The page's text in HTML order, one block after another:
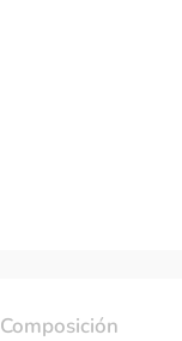
Composición